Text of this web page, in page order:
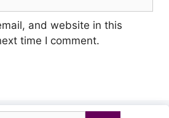
and website in this
time I comment.